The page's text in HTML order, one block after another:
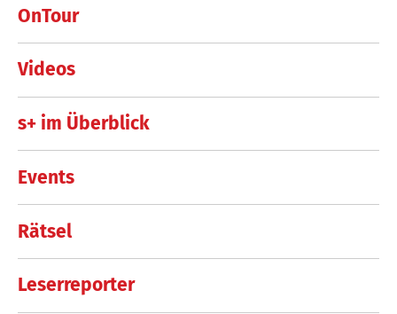
OnTour
Videos
s+ im Überblick
Events
Rätsel
Leserreporter